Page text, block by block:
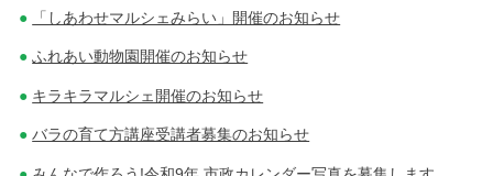
「しあわせマルシェみらい」開催のお知らせ
ふれあい動物園開催のお知らせ
キラキラマルシェ開催のお知らせ
バラの育て方講座受講者募集のお知らせ